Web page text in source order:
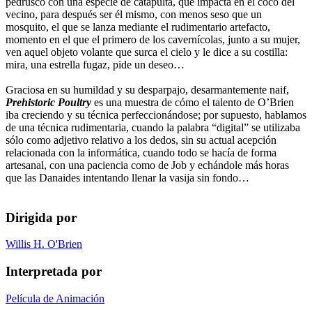
vecino, para después ser él mismo, con menos seso que un
mosquito, el que se lanza mediante el rudimentario artefacto,
momento en el que el primero de los cavernícolas, junto a su mujer,
ven aquel objeto volante que surca el cielo y le dice a su costilla:
mira, una estrella fugaz, pide un deseo…
Graciosa en su humildad y su desparpajo, desarmantemente naif,
Prehistoric Poultry es una muestra de cómo el talento de O’Brien
iba creciendo y su técnica perfeccionándose; por supuesto, hablamos
de una técnica rudimentaria, cuando la palabra “digital” se utilizaba
sólo como adjetivo relativo a los dedos, sin su actual acepción
relacionada con la informática, cuando todo se hacía de forma
artesanal, con una paciencia como de Job y echándole más horas
que las Danaides intentando llenar la vasija sin fondo…
Dirigida por
Willis H. O'Brien
Interpretada por
Película de Animación